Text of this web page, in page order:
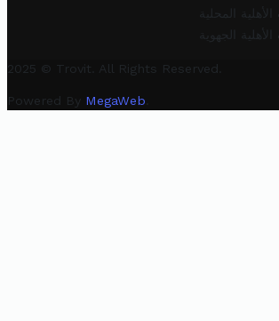
المحلية
الجهوية
2025 © Trovit. All Rights Reserved.
Powered By MegaWeb